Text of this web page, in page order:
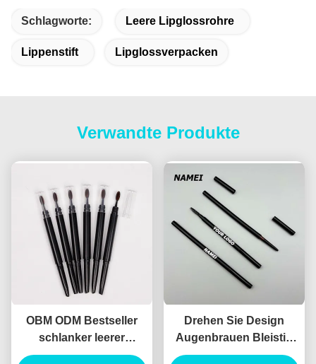
Schlagworte: Leere Lipglossrohre
Lippenstift Lipglossverpacken
Verwandte Produkte
OBM ODM Bestseller
schlanker leerer
Augenbrauen Bleistift
Drehen Sie Design
Augenbrauen Bleistift
Behälter ABS Material